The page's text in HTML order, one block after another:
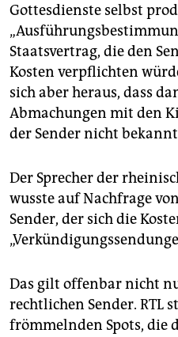
Gottesdienste selbst
Staatsvertrag, die den
Kosten verpflichten
sich aber heraus, dass
Abmachungen mit den
der Sender nicht
Der Sprecher der
wusste auf Nachfrage
Sender, der sich die
Das gilt offenbar nicht
rechtlichen Sender. RTL
frömmelnden Spots, die